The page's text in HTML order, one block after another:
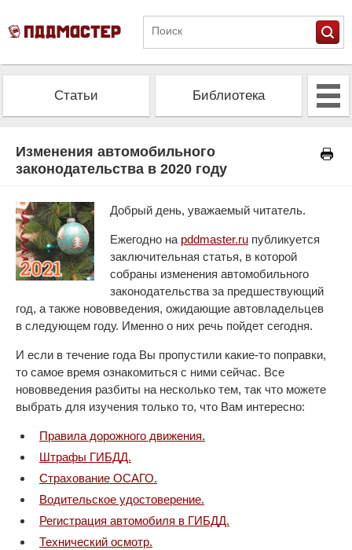
Статьи Библиотека
Изменения автомобильного
законодательства в 2020 году
Добрый день, уважаемый читатель.
Ежегодно на pddmaster.ru публикуется
заключительная статья, в которой
собраны изменения автомобильного
законодательства за предшествующий
год, а также нововведения, ожидающие автовладельцев
в следующем году. Именно о них речь пойдет сегодня.
И если в течение года Вы пропустили какие-то поправки,
то самое время ознакомиться с ними сейчас. Все
нововведения разбиты на несколько тем, так что можете
выбрать для изучения только то, что Вам интересно:
Правила дорожного движения.
Штрафы ГИБДД.
Страхование ОСАГО.
Водительское удостоверение.
Регистрация автомобиля в ГИБДД.
Технический осмотр.